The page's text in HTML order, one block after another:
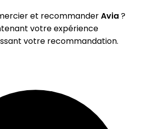
et recommanderAvia?
votre expérience
votre recommandation.